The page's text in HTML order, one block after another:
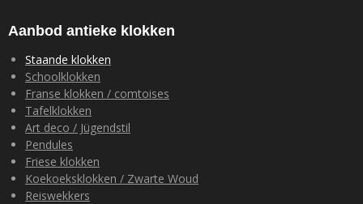
b
o
k
a
r
a
m
s
p
p
e
Aanbod antieke klokken
Staande klokken
Schoolklokken
Franse klokken / comtoises
Tafelklokken
Art deco / Jügendstil
Pendules
Friese klokken
Koekoeksklokken / Zwarte Woud
Reiswekkers